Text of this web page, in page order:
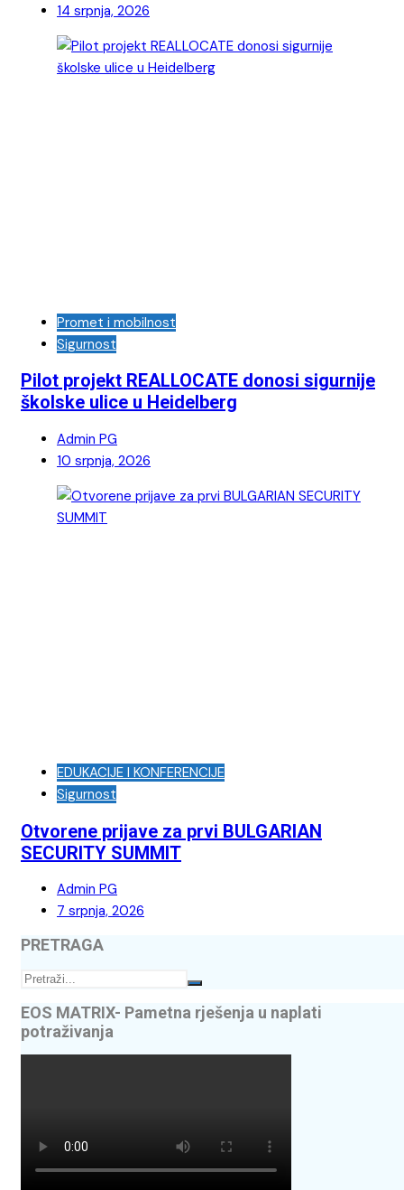
14 srpnja, 2026
Promet i mobilnost
Sigurnost
Pilot projekt REALLOCATE donosi sigurnije
školske ulice u Heidelberg
Admin PG
10 srpnja, 2026
EDUKACIJE I KONFERENCIJE
Sigurnost
Otvorene prijave za prvi BULGARIAN
SECURITY SUMMIT
Admin PG
7 srpnja, 2026
PRETRAGA
EOS MATRIX- Pametna rješenja u naplati
potraživanja